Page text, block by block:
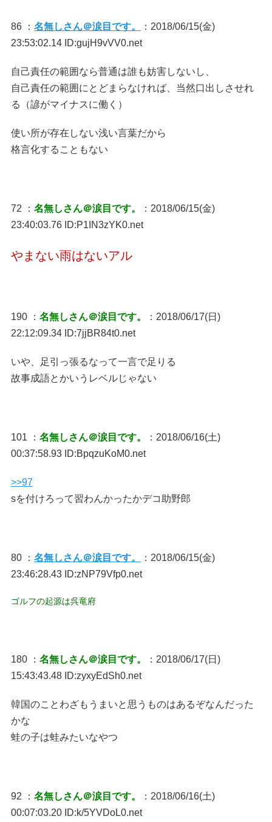
86 ： 名無しさん＠涙目です。
：2018/06/15(金)
23:53:02.14 ID:gujH9vVV0.net
自己責任の範囲なら普通は誰も妨害しないし、
自己責任の範囲にとどまらなければ、当然口出しさせれ
る（諺がマイナスに働く）
使い所が存在しない浅い言葉だから
格言化することもない
72 ： 名無しさん＠涙目です。
：2018/06/15(金)
23:40:03.76 ID:P1IN3zYK0.net
やまない雨はないアル
190 ： 名無しさん＠涙目です。
：2018/06/17(日)
22:12:09.34 ID:7jjBR84t0.net
いや、足引っ張るなって一言で足りる
故事成語とかいうレベルじゃない
101 ： 名無しさん＠涙目です。
：2018/06/16(土)
00:37:58.93 ID:BpqzuKoM0.net
>>97
sを付けろって習わんかったかデコ助野郎
80 ： 名無しさん＠涙目です。
：2018/06/15(金)
23:46:28.43 ID:zNP79Vfp0.net
ゴルフの起源は呉竜府
180 ： 名無しさん＠涙目です。
：2018/06/17(日)
15:43:43.48 ID:zyxyEdSh0.net
韓国のことわざもうまいと思うものはあるぞなんだった
かな
蛙の子は蛙みたいなやつ
92 ： 名無しさん＠涙目です。
：2018/06/16(土)
00:07:03.20 ID:k/5YVDoL0.net